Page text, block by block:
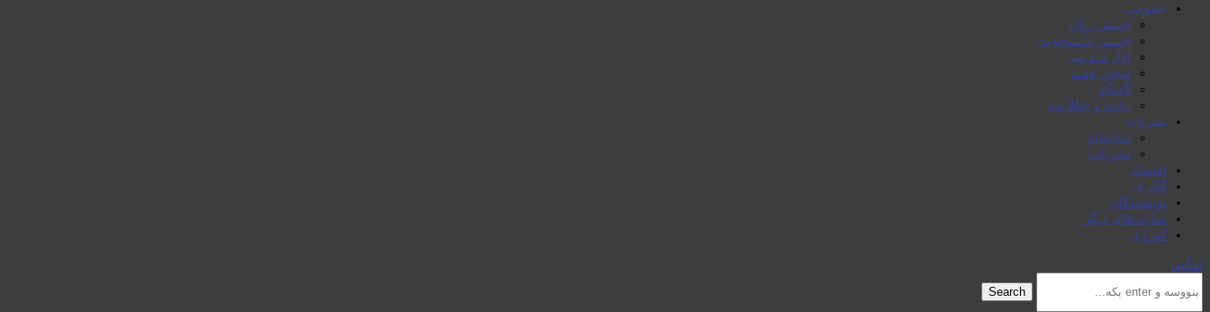
عمومی
جنبش زنان
جنبش دانشجوئی
اول ماە می
سخن هفتە
گفتگو
بیانیە و اطلاعیە
نشریات
کتابخانە
نشریات
اقتصاد
گالری
نویسندگان
سایت‌های دیگر
کوردی
تماس
Search